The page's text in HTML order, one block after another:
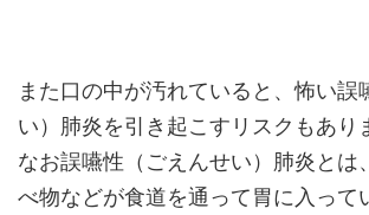
また口の中が汚れていると、怖い誤
い）肺炎を引き起こすリスクもあり
なお誤嚥性（ごえんせい）肺炎とは
べ物などが食道を通って胃に入って